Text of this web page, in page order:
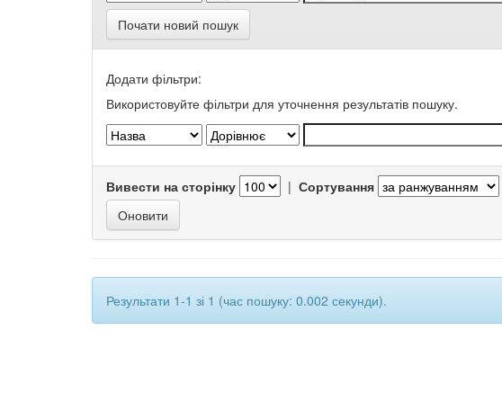
Почати новий пошук
Додати фільтри:
Використовуйте фільтри для уточнення результатів пошуку.
Вивести на сторінку | Сортування
Результати 1-1 зі 1 (час пошуку: 0.002 секунди).